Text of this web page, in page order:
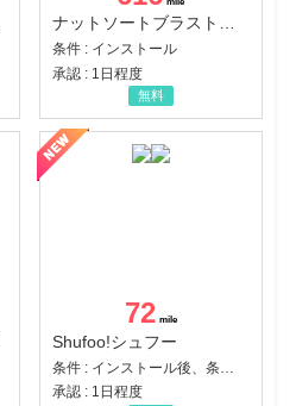
ナットソートブラスト：カラーパズル（チャレンジ11完了）（Android）
条件 : インストール
承認 : 1日程度
無料
72
Shufoo!シュフー
承認 : 1日程度